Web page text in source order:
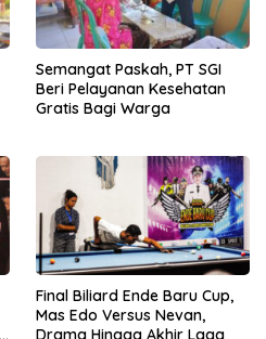
Semangat Paskah, PT SGI
Beri Pelayanan Kesehatan
Gratis Bagi Warga
Final Biliard Ende Baru Cup,
Mas Edo Versus Nevan,